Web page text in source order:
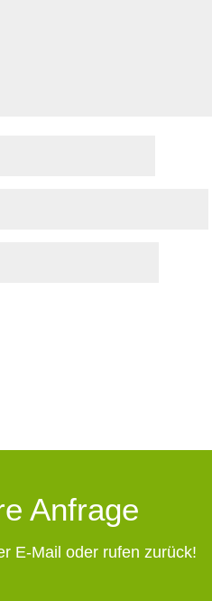
Anfrage
E-Mail oder rufen zurück!